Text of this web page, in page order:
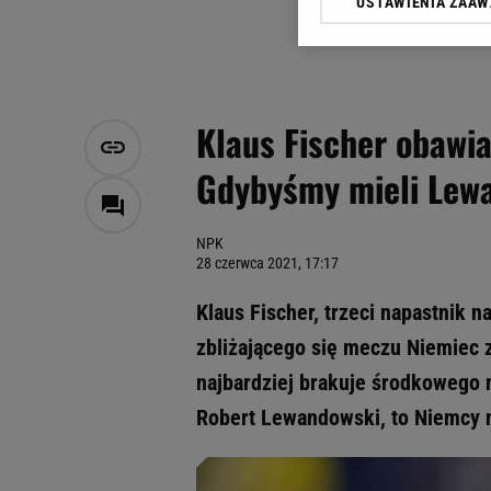
Klaus Fischer
Gdybyśmy mieli
NPK
28 czerwca 2021, 17:17
Klaus Fischer, trzeci napastnik
zbliżającego się meczu Niemiec
najbardziej brakuje środkowego
Robert Lewandowski, to
Klikając „Akceptuję”
Zaufanych Partnerów i
My, nasi Zaufani
Użycie dokładnych
Przechowywanie